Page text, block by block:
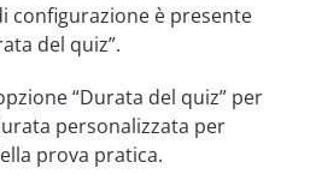
configurazione è presente
del quiz”.
“Durata del quiz” per
personalizzata per
prova pratica.